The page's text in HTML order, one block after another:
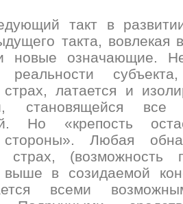
такт в
такта, вовлекая
новые означающие.
реальности
страх, латается и
становящейся
Но «крепость
стороны». Любая
страх, (возможность
выше в созидаемой
всеми